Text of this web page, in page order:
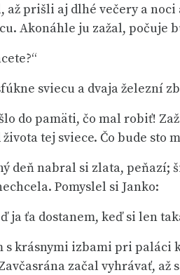
až prišli aj dlhé večery a
Akonáhle ju zažal, počuje
sviecu a dvaja železní
do pamäti, čo mal robiť!
tej sviece. Čo bude sto
deň nabral si zlata,
Pomyslel si Janko:
ja ťa dostanem, keď si len
s krásnymi izbami pri
začal vyhrávať,